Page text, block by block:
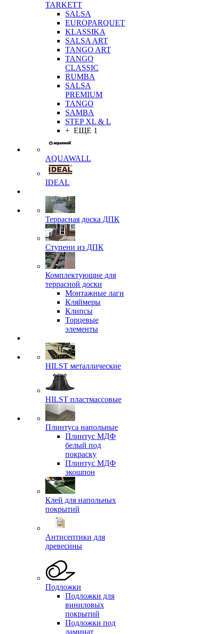
TARKETT
SALSA
EUROPARQUET
KLASSIKA
SALSA ART
TANGO ART
TANGO
CLASSIC
RUMBA
SALSA
PREMIUM
TANGO
SAMBA
STEP XL & L
+ ЕЩЕ 1
AQUAWALL
IDEAL
Террасная доска ДПК
Ступени из ДПК
Комплектующие для
террасной доски
Монтажные лаги
Кляймеры
Клипсы
Торцевые
элементы
HILST металлические
HILST пластмассовые
Плинтуса напольные
Плинтус МДФ
белый под
покраску
Плинтус МДФ
экошпон
Клей для напольных
покрытий
Антисептики для
древесины
Подложки
Подложки для
виниловых
покрытий
Подложки под
ламинат